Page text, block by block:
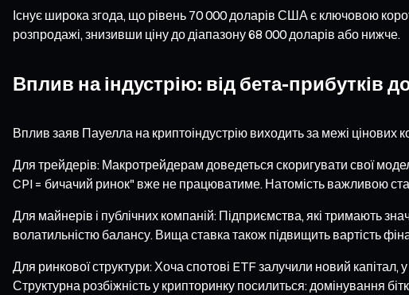
Існує широка згода, що рівень 70 000 доларів США є ключовою
розпродажі, знизивши ціну до діапазону 68 000 доларів або нижче.
Вплив на індустрію: від бета-прибутків
Вплив заяв Пауелла на криптоіндустрію виходить за межі
Для трейдерів: Макротрейдерам доведеться скоригувати свої
CPI = бичачий ринок" вже не працюватиме. Натомість важливою
Для майнерів і публічних компаній: Підприємства, які тримають
волатильністю балансу. Вища ставка також підвищить вартість
Для ринкової структури: Хоча спотові ETF залучили новий
Структурна розбіжність у крипторинку посилиться: домінування